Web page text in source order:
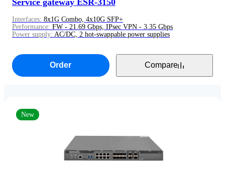
Interfaces: 8x1G Combo, 4x10G SFP+
Performance: FW - 21.69 Gbps, IPsec VPN - 3.35 Gbps
Power supply: AC/DC, 2 hot-swappable power supplies
Order Compare
New